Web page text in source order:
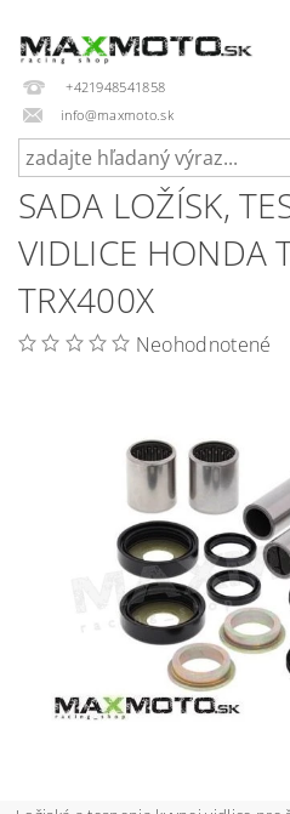
+421948541858
info@maxmoto.sk
SADA LOŽÍSK,
VIDLICE HONDA
TRX400X
Neohodnotené